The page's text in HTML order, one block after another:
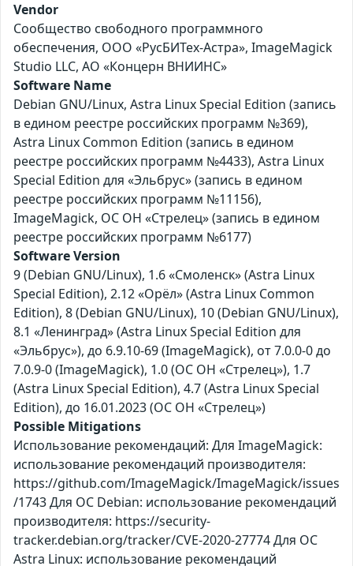
Vendor
Сообщество свободного программного
обеспечения, ООО «РусБИТех-Астра», ImageMagick
Studio LLC, АО «Концерн ВНИИНС»
Software Name
Debian GNU/Linux, Astra Linux Special Edition (запись
в едином реестре российских программ №369),
Astra Linux Common Edition (запись в едином
реестре российских программ №4433), Astra Linux
Special Edition для «Эльбрус» (запись в едином
реестре российских программ №11156),
ImageMagick, ОС ОН «Стрелец» (запись в едином
реестре российских программ №6177)
Software Version
9 (Debian GNU/Linux), 1.6 «Смоленск» (Astra Linux
Special Edition), 2.12 «Орёл» (Astra Linux Common
Edition), 8 (Debian GNU/Linux), 10 (Debian GNU/Linux),
8.1 «Ленинград» (Astra Linux Special Edition для
«Эльбрус»), до 6.9.10-69 (ImageMagick), от 7.0.0-0 до
7.0.9-0 (ImageMagick), 1.0 (ОС ОН «Стрелец»), 1.7
(Astra Linux Special Edition), 4.7 (Astra Linux Special
Edition), до 16.01.2023 (ОС ОН «Стрелец»)
Possible Mitigations
Использование рекомендаций: Для ImageMagick:
использование рекомендаций производителя:
https://github.com/ImageMagick/ImageMagick/issues
/1743 Для ОС Debian: использование рекомендаций
производителя: https://security-
tracker.debian.org/tracker/CVE-2020-27774 Для ОС
Astra Linux: использование рекомендаций